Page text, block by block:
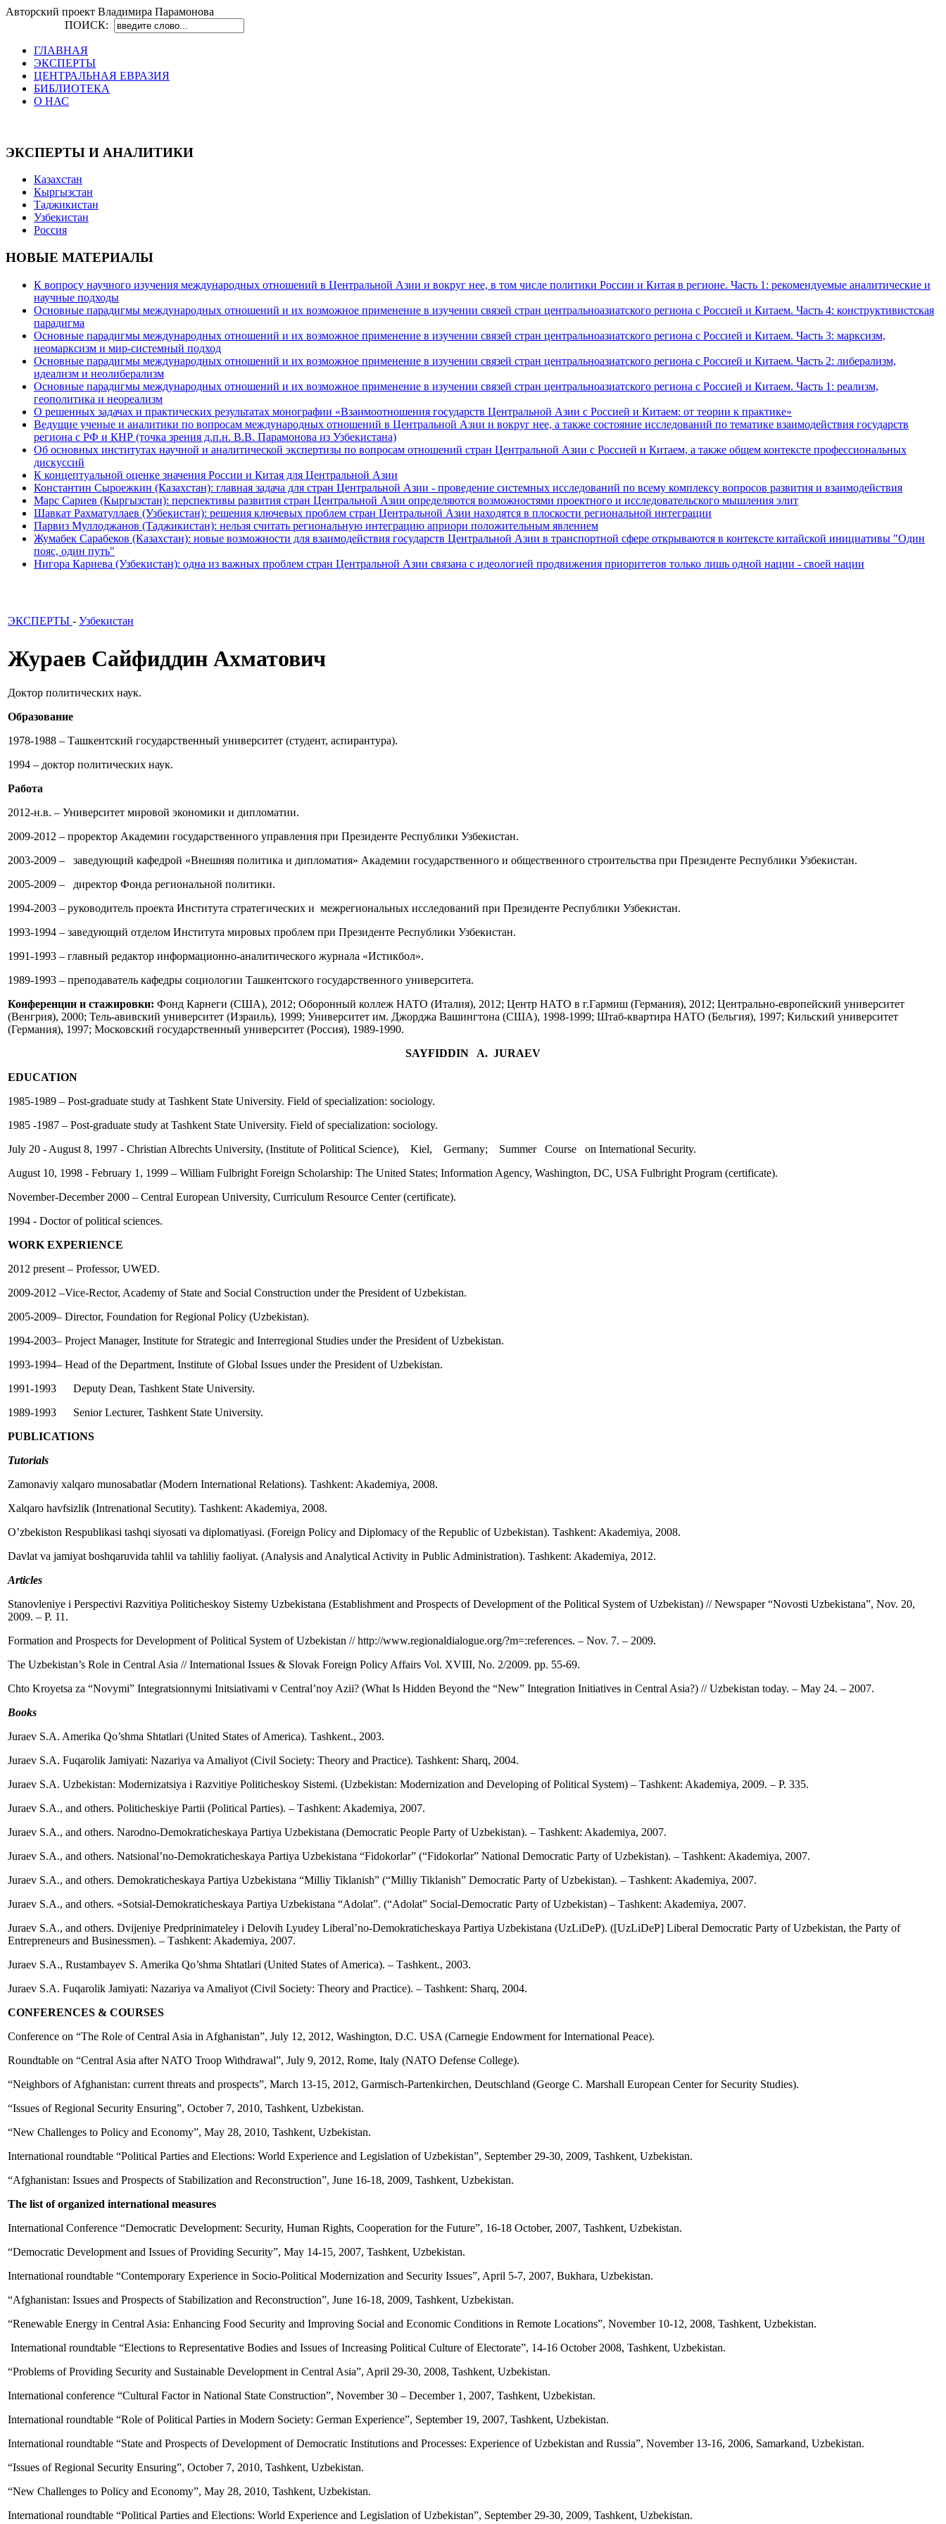
Авторский проект Владимира Парамонова
ПОИСК:
ГЛАВНАЯ
ЭКСПЕРТЫ
ЦЕНТРАЛЬНАЯ ЕВРАЗИЯ
БИБЛИОТЕКА
О НАС
ЭКСПЕРТЫ И АНАЛИТИКИ
Казахстан
Кыргызстан
Таджикистан
Узбекистан
Россия
НОВЫЕ МАТЕРИАЛЫ
К вопросу научного изучения международных отношений в Центральной Азии и вокруг нее, в том числе политики России и Китая в регионе. Часть 1: рекомендуемые аналитические и
научные подходы
Основные парадигмы международных отношений и их возможное применение в изучении связей стран центральноазиатского региона с Россией и Китаем. Часть 4: конструктивистская
парадигма
Основные парадигмы международных отношений и их возможное применение в изучении связей стран центральноазиатского региона с Россией и Китаем. Часть 3: марксизм,
неомарксизм и мир-системный подход
Основные парадигмы международных отношений и их возможное применение в изучении связей стран центральноазиатского региона с Россией и Китаем. Часть 2: либерализм,
идеализм и неолиберализм
Основные парадигмы международных отношений и их возможное применение в изучении связей стран центральноазиатского региона с Россией и Китаем. Часть 1: реализм,
геополитика и неореализм
О решенных задачах и практических результатах монографии «Взаимоотношения государств Центральной Азии с Россией и Китаем: от теории к практике»
Ведущие ученые и аналитики по вопросам международных отношений в Центральной Азии и вокруг нее, а также состояние исследований по тематике взаимодействия государств
региона с РФ и КНР (точка зрения д.п.н. В.В. Парамонова из Узбекистана)
Об основных институтах научной и аналитической экспертизы по вопросам отношений стран Центральной Азии с Россией и Китаем, а также общем контексте профессиональных
дискуссий
К концептуальной оценке значения России и Китая для Центральной Азии
Константин Сыроежкин (Казахстан): главная задача для стран Центральной Азии - проведение системных исследований по всему комплексу вопросов развития и взаимодействия
Марс Сариев (Кыргызстан): перспективы развития стран Центральной Азии определяются возможностями проектного и исследовательского мышления элит
Шавкат Рахматуллаев (Узбекистан): решения ключевых проблем стран Центральной Азии находятся в плоскости региональной интеграции
Парвиз Муллоджанов (Таджикистан): нельзя считать региональную интеграцию априори положительным явлением
Жумабек Сарабеков (Казахстан): новые возможности для взаимодействия государств Центральной Азии в транспортной сфере открываются в контексте китайской инициативы "Один
пояс, один путь"
Нигора Кариева (Узбекистан): одна из важных проблем стран Центральной Азии связана с идеологией продвижения приоритетов только лишь одной нации - своей нации
ЭКСПЕРТЫ - Узбекистан
Жураев Сайфиддин Ахматович
Доктор политических наук.
Образование
1978-1988 – Ташкентский государственный университет (студент, аспирантура).
1994 – доктор политических наук.
Работа
2012-н.в. – Университет мировой экономики и дипломатии.
2009-2012 – проректор Академии государственного управления при Президенте Республики Узбекистан.
2003-2009 – заведующий кафедрой «Внешняя политика и дипломатия» Академии государственного и общественного строительства при Президенте Республики Узбекистан.
2005-2009 – директор Фонда региональной политики.
1994-2003 – руководитель проекта Института стратегических и межрегиональных исследований при Президенте Республики Узбекистан.
1993-1994 – заведующий отделом Института мировых проблем при Президенте Республики Узбекистан.
1991-1993 – главный редактор информационно-аналитического журнала «Истикбол».
1989-1993 – преподаватель кафедры социологии Ташкентского государственного университета.
Конференции и стажировки: Фонд Карнеги (США), 2012; Оборонный коллеж НАТО (Италия), 2012; Центр НАТО в г.Гармиш (Германия), 2012; Центрально-европейский университет
(Венгрия), 2000; Тель-авивский университет (Израиль), 1999; Университет им. Джорджа Вашингтона (США), 1998-1999; Штаб-квартира НАТО (Бельгия), 1997; Кильский университет
(Германия), 1997; Московский государственный университет (Россия), 1989-1990.
SAYFIDDIN A. JURAEV
EDUCATION
1985-1989 – Post-graduate study at Tashkent State University. Field of specialization: sociology.
1985 -1987 – Post-graduate study at Tashkent State University. Field of specialization: sociology.
July 20 - August 8, 1997 - Christian Albrechts University, (Institute of Political Science), Kiel, Germany; Summer Course on International Security.
August 10, 1998 - February 1, 1999 – William Fulbright Foreign Scholarship: The United States; Information Agency, Washington, DC, USA Fulbright Program (certificate).
November-December 2000 – Central European University, Curriculum Resource Center (certificate).
1994 - Doctor of political sciences.
WORK EXPERIENCE
2012 present – Professor, UWED.
2009-2012 –Vice-Rector, Academy of State and Social Construction under the President of Uzbekistan.
2005-2009– Director, Foundation for Regional Policy (Uzbekistan).
1994-2003– Project Manager, Institute for Strategic and Interregional Studies under the President of Uzbekistan.
1993-1994– Head of the Department, Institute of Global Issues under the President of Uzbekistan.
1991-1993 Deputy Dean, Tashkent State University.
1989-1993 Senior Lecturer, Tashkent State University.
PUBLICATIONS
Tutorials
Zamonaviy xalqaro munosabatlar (Modern International Relations). Тashkent: Akademiya, 2008.
Xalqaro havfsizlik (Intrenational Secutity). Тashkent: Akademiya, 2008.
O’zbekiston Respublikasi tashqi siyosati va diplomatiyasi. (Foreign Policy and Diplomacy of the Republic of Uzbekistan). Тashkent: Akademiya, 2008.
Davlat va jamiyat boshqaruvida tahlil va tahliliy faoliyat. (Analysis and Analytical Activity in Public Administration). Тashkent: Akademiya, 2012.
Articles
Stanovleniye i Perspectivi Razvitiya Politicheskoy Sistemy Uzbekistana (Establishment and Prospects of Development of the Political System of Uzbekistan) // Newspaper “Novosti Uzbekistana”, Nov. 20,
2009. – P. 11.
Formation and Prospects for Development of Political System of Uzbekistan // http://www.regionaldialogue.org/?m=:references. – Nov. 7. – 2009.
The Uzbekistan’s Role in Central Asia // International Issues & Slovak Foreign Policy Affairs Vol. XVIII, No. 2/2009. pp. 55-69.
Chto Kroyetsa za “Novymi” Integratsionnymi Initsiativami v Central’noy Azii? (What Is Hidden Beyond the “New” Integration Initiatives in Central Asia?) // Uzbekistan today. – May 24. – 2007.
Books
Juraev S.A. Amerika Qo’shma Shtatlari (United States of America). Тashkent., 2003.
Juraev S.A. Fuqarolik Jamiyati: Nazariya va Amaliyot (Civil Society: Theory and Practice). Tashkent: Sharq, 2004.
Juraev S.A. Uzbekistan: Modernizatsiya i Razvitiye Politicheskoy Sistemi. (Uzbekistan: Modernization and Developing of Political System) – Тashkent: Akademiya, 2009. – P. 335.
Juraev S.A., and others. Politicheskiye Partii (Political Parties). – Тashkent: Akademiya, 2007.
Juraev S.A., and others. Narodno-Demokraticheskaya Partiya Uzbekistana (Democratic People Party of Uzbekistan). – Тashkent: Akademiya, 2007.
Juraev S.A., and others. Natsional’no-Demokraticheskaya Partiya Uzbekistana “Fidokorlar” (“Fidokorlar” National Democratic Party of Uzbekistan). – Тashkent: Akademiya, 2007.
Juraev S.A., and others. Demokraticheskaya Partiya Uzbekistana “Milliy Tiklanish” (“Milliy Tiklanish” Democratic Party of Uzbekistan). – Тashkent: Akademiya, 2007.
Juraev S.A., and others. «Sotsial-Demokraticheskaya Partiya Uzbekistana “Adolat”. (“Adolat” Social-Democratic Party of Uzbekistan) – Тashkent: Akademiya, 2007.
Juraev S.A., and others. Dvijeniye Predprinimateley i Delovih Lyudey Liberal’no-Demokraticheskaya Partiya Uzbekistana (UzLiDeP). ([UzLiDeP] Liberal Democratic Party of Uzbekistan, the Party of
Entrepreneurs and Businessmen). – Тashkent: Akademiya, 2007.
Juraev S.A., Rustambayev S. Amerika Qo’shma Shtatlari (United States of America). – Тashkent., 2003.
Juraev S.A. Fuqarolik Jamiyati: Nazariya va Amaliyot (Civil Society: Theory and Practice). – Tashkent: Sharq, 2004.
CONFERENCES & COURSES
Conference on “The Role of Central Asia in Afghanistan”, July 12, 2012, Washington, D.C. USA (Carnegie Endowment for International Peace).
Roundtable on “Central Asia after NATO Troop Withdrawal”, July 9, 2012, Rome, Italy (NATO Defense College).
“Neighbors of Afghanistan: current threats and prospects”, March 13-15, 2012, Garmisch-Partenkirchen, Deutschland (George C. Marshall European Center for Security Studies).
“Issues of Regional Security Ensuring”, October 7, 2010, Tashkent, Uzbekistan.
“New Challenges to Policy and Economy”, May 28, 2010, Tashkent, Uzbekistan.
International roundtable “Political Parties and Elections: World Experience and Legislation of Uzbekistan”, September 29-30, 2009, Tashkent, Uzbekistan.
“Afghanistan: Issues and Prospects of Stabilization and Reconstruction”, June 16-18, 2009, Tashkent, Uzbekistan.
The list of organized international measures
International Conference “Democratic Development: Security, Human Rights, Cooperation for the Future”, 16-18 October, 2007, Tashkent, Uzbekistan.
“Democratic Development and Issues of Providing Security”, May 14-15, 2007, Tashkent, Uzbekistan.
International roundtable “Contemporary Experience in Socio-Political Modernization and Security Issues”, April 5-7, 2007, Bukhara, Uzbekistan.
“Afghanistan: Issues and Prospects of Stabilization and Reconstruction”, June 16-18, 2009, Tashkent, Uzbekistan.
“Renewable Energy in Central Asia: Enhancing Food Security and Improving Social and Economic Conditions in Remote Locations”, November 10-12, 2008, Tashkent, Uzbekistan.
International roundtable “Elections to Representative Bodies and Issues of Increasing Political Culture of Electorate”, 14-16 October 2008, Tashkent, Uzbekistan.
“Problems of Providing Security and Sustainable Development in Central Asia”, April 29-30, 2008, Tashkent, Uzbekistan.
International conference “Cultural Factor in National State Construction”, November 30 – December 1, 2007, Tashkent, Uzbekistan.
International roundtable “Role of Political Parties in Modern Society: German Experience”, September 19, 2007, Tashkent, Uzbekistan.
International roundtable “State and Prospects of Development of Democratic Institutions and Processes: Experience of Uzbekistan and Russia”, November 13-16, 2006, Samarkand, Uzbekistan.
“Issues of Regional Security Ensuring”, October 7, 2010, Tashkent, Uzbekistan.
“New Challenges to Policy and Economy”, May 28, 2010, Tashkent, Uzbekistan.
International roundtable “Political Parties and Elections: World Experience and Legislation of Uzbekistan”, September 29-30, 2009, Tashkent, Uzbekistan.